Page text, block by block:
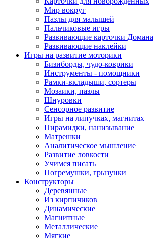
Мир вокруг
Пазлы для малышей
Пальчиковые игры
Развивающие карточки Домана
Развивающие наклейки
Игры на развитие моторики
Бизиборды, чудо-коврики
Инструменты - помощники
Рамки-вкладыши, сортеры
Мозаики, пазлы
Шнуровки
Сенсорное развитие
Игры на липучках, магнитах
Пирамидки, нанизывание
Матрешки
Аналитическое мышление
Развитие ловкости
Учимся писать
Погремушки, грызунки
Конструкторы
Деревянные
Из кирпичиков
Динамические
Магнитные
Металлические
Мягкие